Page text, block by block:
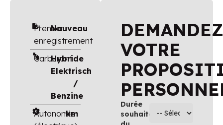
Premier
enregistrement
Nouveau
Carburant
Hybride
Elektrisch
/
Benzine
Autonomie
km
DEMANDEZ
VOTRE
Durée
souhaitée